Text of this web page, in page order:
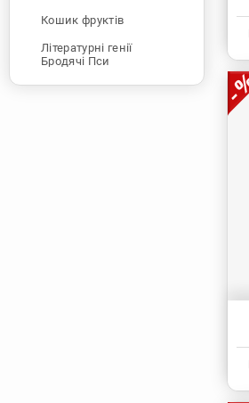
Кошик фруктів
Літературні генії
Бродячі Пси
Людина-бензопила